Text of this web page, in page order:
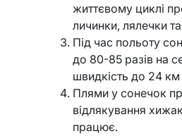
життєвому циклі
личинки, лялечки
Під час польоту
до 80-85 разів на
швидкість до 24
Плями у сонечок
відлякування
працює.